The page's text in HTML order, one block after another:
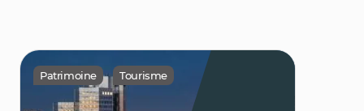
Patrimoine Tourisme